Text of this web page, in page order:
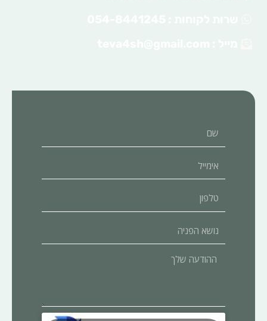
הפניה
ההודעה